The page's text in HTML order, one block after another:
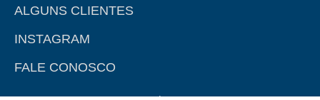
ALGUNS CLIENTES
INSTAGRAM
FALE CONOSCO